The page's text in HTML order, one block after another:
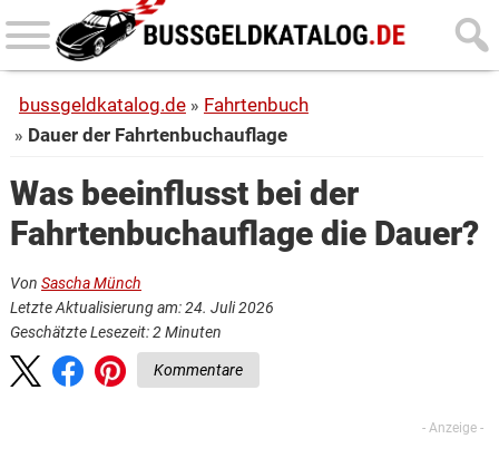
Skip
to
content
Skip
to
sidebar
bussgeldkatalog.de
Fahrtenbuch
Dauer der Fahrtenbuchauflage
Was beeinflusst bei der
Fahrtenbuchauflage die Dauer?
Von Sascha Münch
Letzte Aktualisierung am: 24. Juli 2026
Geschätzte Lesezeit:2Minuten
Kommentare